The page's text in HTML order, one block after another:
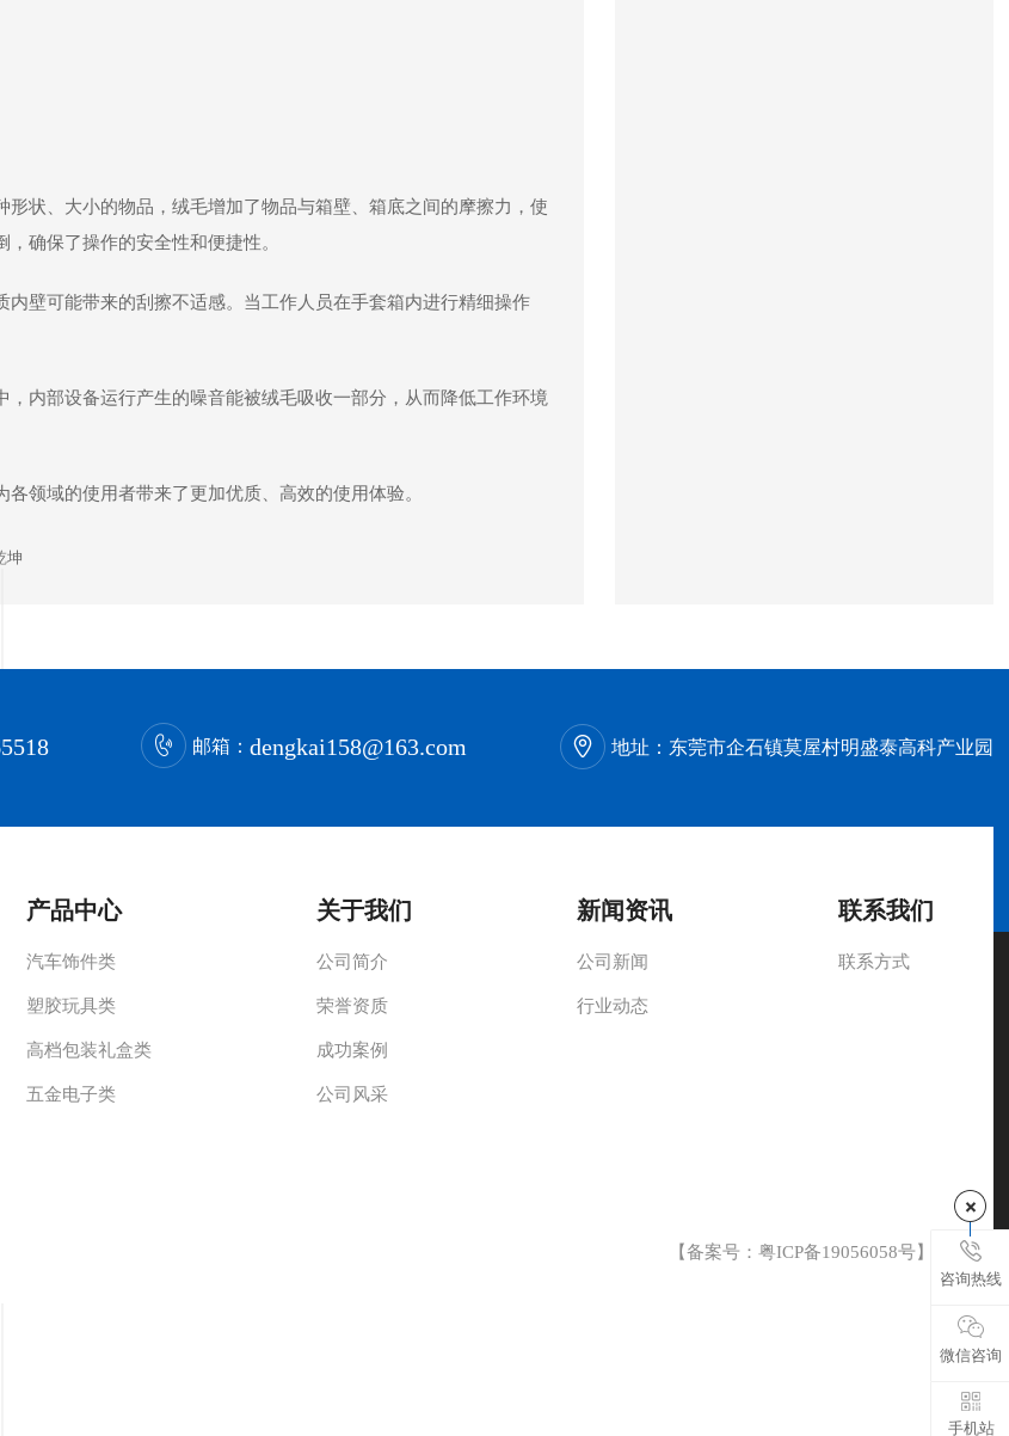
状、大小的物品，绒毛增加了物品与箱壁、箱底之间的摩擦力，使
确保了操作的安全性和便捷性。
壁可能带来的刮擦不适感。当工作人员在手套箱内进行精细操作
内部设备运行产生的噪音能被绒毛吸收一部分，从而降低工作环境
领域的使用者带来了更加优质、高效的使用体验。
坤
邮箱：dengkai158@163.com 地址： 东莞市企石镇莫屋村明盛泰高科产业园
产品中心
汽车饰件类
塑胶玩具类
高档包装礼盒类
五金电子类
关于我们
公司简介
荣誉资质
成功案例
公司风采
新闻资讯
公司新闻
行业动态
联系我们
联系方式
【备案号： 粤ICP备19056058号】
咨询热线
微信咨询
手机站